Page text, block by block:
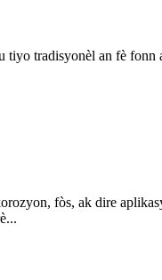
tradisyonèl an fè fonn
fòs, ak dire